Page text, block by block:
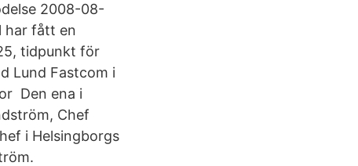
2008-08-
har fått en
tidpunkt för
Lund Fastcom i
Den ena i
Chef
i Helsingborgs